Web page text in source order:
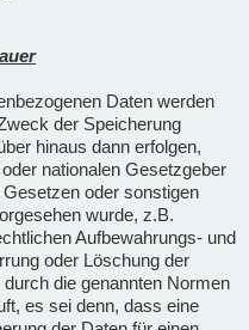
Daten werden
der Speicherung
hinaus dann erfolgen,
nationalen Gesetzgeber
oder sonstigen
wurde, z.B.
Aufbewahrungs- und
oder Löschung der
die genannten Normen
es sei denn, dass eine